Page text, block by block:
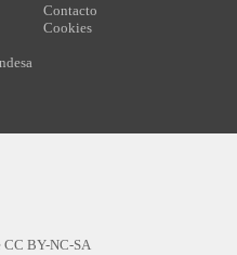
Contacto
Cookies
CC BY-NC-SA